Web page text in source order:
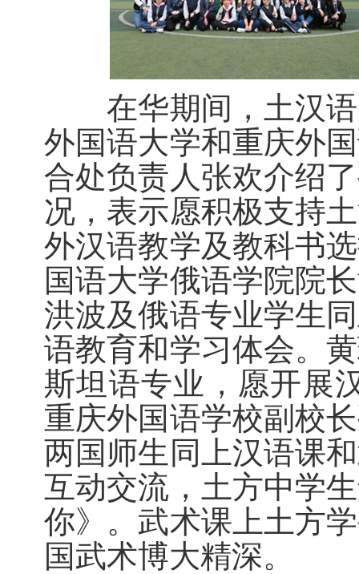
在华期间，土汉语
外国语大学和重庆外
合处负责人张欢介绍
况，表示愿积极支持
外汉语教学及教科书
国语大学俄语学院院
洪波及俄语专业学生
语教育和学习体会。
斯坦语专业，愿开展
重庆外国语学校副校
两国师生同上汉语课
互动交流，土方中学
你》。武术课上土方
国武术博大精深。